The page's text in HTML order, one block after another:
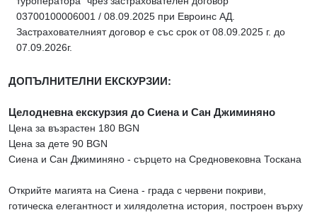
03700100006001 / 08.09.2025 при Евроинс АД.
Застрахователният договор е със срок от 08.09.2025 г. до
07.09.2026г.
ДОПЪЛНИТЕЛНИ ЕКСКУРЗИИ:
Целодневна екскурзия до Сиена и Сан Джиминяно
Цена за възрастен 180 BGN
Цена за дете 90 BGN
Сиена и Сан Джиминяно - сърцето на Средновековна Тоскана
Открийте магията на Сиена - града с червени покриви,
готическа елегантност и хилядолетна история, построен върху